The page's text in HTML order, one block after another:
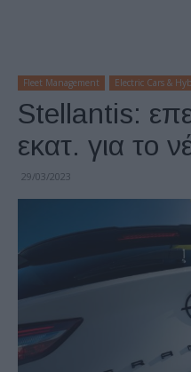
Fleet Management Electric Cars &
Stellantis:
εκατ. για το
29/03/2023